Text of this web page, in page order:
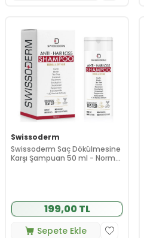
Swissoderm
Swissoderm Saç Dökülmesine
Karşı Şampuan 50 ml - Normal
199,00 TL
Sepete Ekle